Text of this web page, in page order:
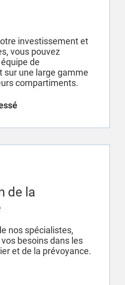
investissement et
vous pouvez
de
sur une large gamme
compartiments.
de la
nos spécialistes,
besoins dans les
et de la prévoyance.